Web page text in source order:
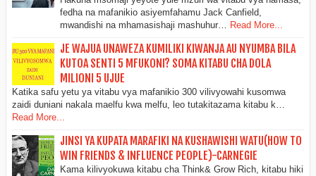
fedha na mafanikio asiyemfahamu Jack Canfield,
mwandishi na mhamasishaji mashuhur…
Read More...
JE WAJUA UNAWEZA KUMILIKI KIWANJA AU NYUMBA BILA
KUTOA SENTI 5 MFUKONI? SOMA KITABU CHA DOLA
MILIONI 5 UJUE
Katika safu yetu ya vitabu vya mafanikio 300 vilivyowahi kusomwa
zaidi duniani nakala maelfu kwa melfu, leo tutakitazama kitabu k…
Read More...
JINSI YA KUPATA MARAFIKI NA KUSHAWISHI WATU(HOW TO
WIN FRIENDS & INFLUENCE PEOPLE)-CARNEGIE
Kama kilivyokuwa kitabu cha Think& Grow Rich, kitabu hiki